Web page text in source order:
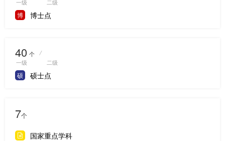
一级 二级
博 博士点
40 个
一级
/
二级
硕 硕士点
7个
国家重点学科